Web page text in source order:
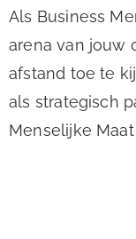
Als Business
arena van jouw
afstand toe te
als strategisch
Menselijke